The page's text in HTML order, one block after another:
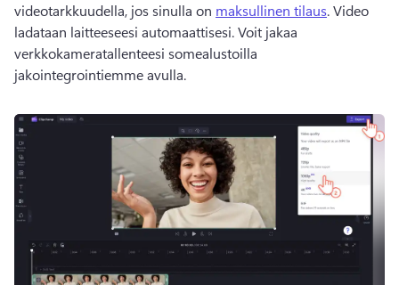
videotarkkuudella, jos sinulla on maksullinen tilaus. Video
ladataan laitteeseesi automaattisesi. Voit jakaa
verkkokameratallenteesi somealustoilla
jakointegrointiemme avulla.